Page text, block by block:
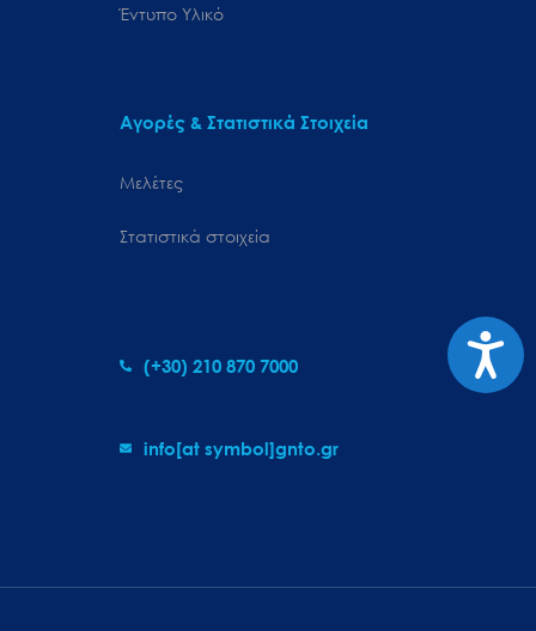
Έντυπο Υλικό
Αγορές & Στατιστικά Στοιχεία
Μελέτες
Στατιστικά στοιχεία
(+30) 210 870 7000
info[at symbol]gnto.gr